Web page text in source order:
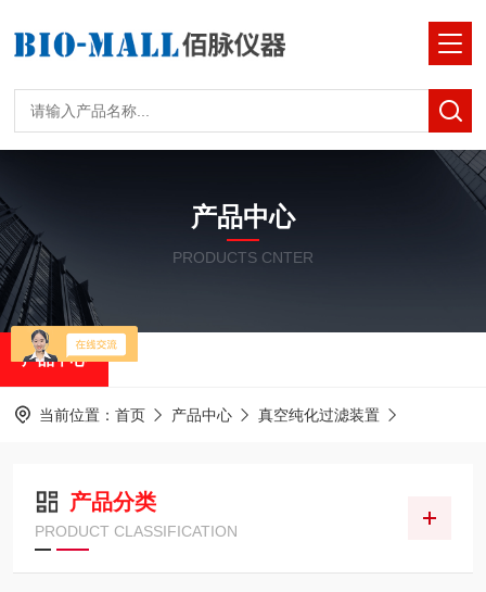
产品中心
PRODUCTS CNTER
产品中心
当前位置： 首页 产品中心 真空纯化过滤装置
产品分类
PRODUCT CLASSIFICATION